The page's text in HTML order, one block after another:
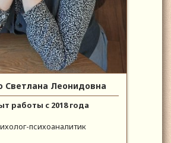
Светлана Леонидовна
работы с 2018 года
психоаналитик